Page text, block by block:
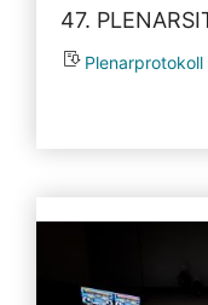
47.
Plenarprotokoll